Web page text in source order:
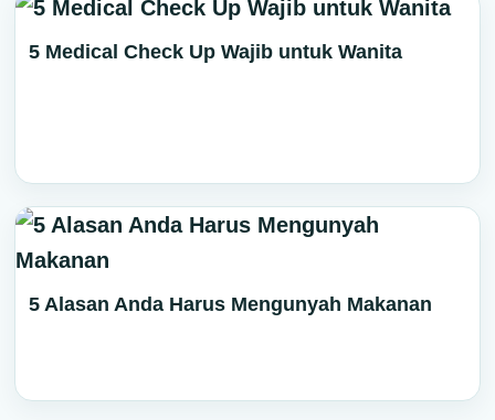
5 Medical Check Up Wajib untuk Wanita
5 Alasan Anda Harus Mengunyah Makanan